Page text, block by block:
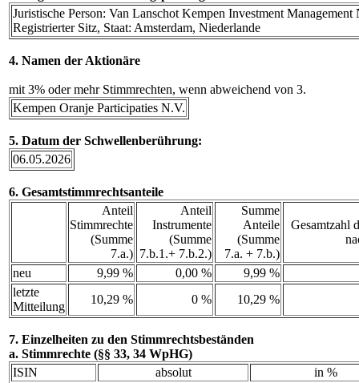
Juristische Person: Van Lanschot Kempen Investment Management
Registrierter Sitz, Staat: Amsterdam, Niederlande
4. Namen der Aktionäre
mit 3% oder mehr Stimmrechten, wenn abweichend von 3.
Kempen Oranje Participaties N.V.
5. Datum der Schwellenberührung:
06.05.2026
6. Gesamtstimmrechtsanteile
Anteil
Stimmrechte
(Summe
7.a.)
Anteil
Instrumente
(Summe
7.b.1.+ 7.b.2.)
Summe
Anteile
(Summe
7.a. + 7.b.)
Gesamtzahl
neu 9,99 % 0,00 %
9,99 %
letzte
Mitteilung
10,29 % 0 % 10,29 %
7. Einzelheiten zu den Stimmrechtsbeständen
a. Stimmrechte (§§ 33, 34 WpHG)
ISIN
absolut
in %